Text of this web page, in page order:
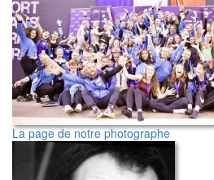
La page de notre photographe